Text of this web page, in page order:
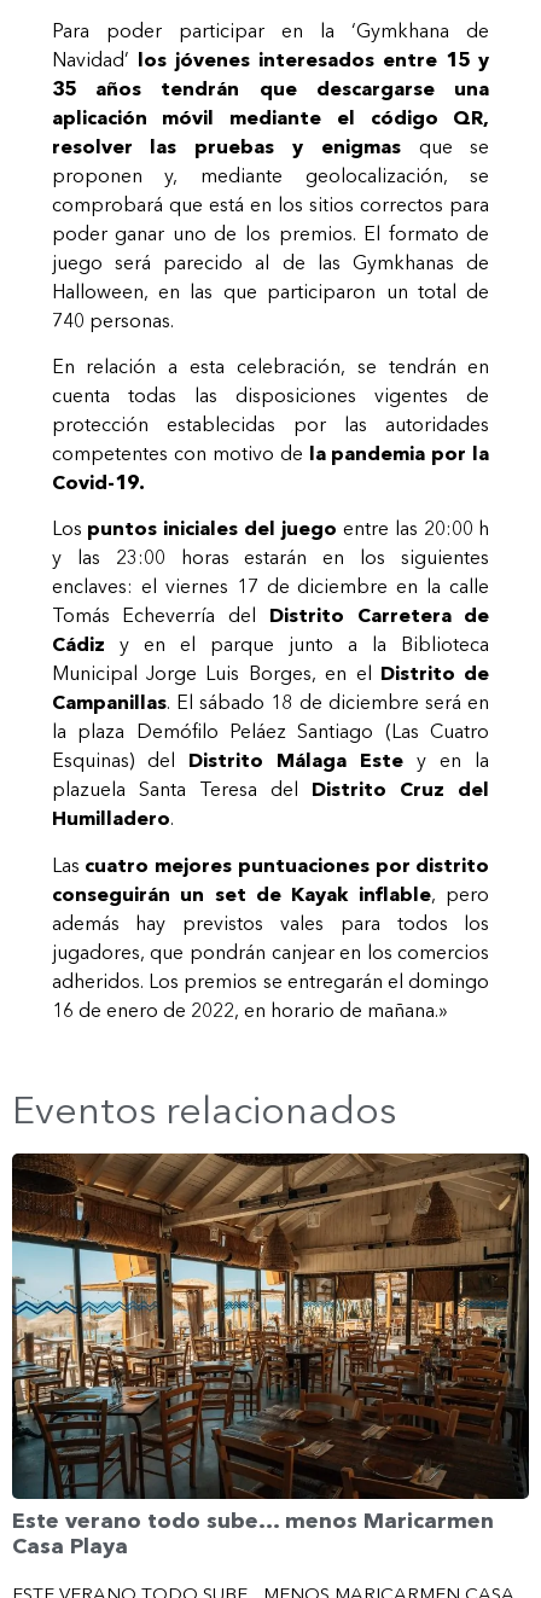
Para poder participar en la ‘Gymkhana de
Navidad’ los jóvenes interesados entre 15 y
35 años tendrán que descargarse una
aplicación móvil mediante el código QR,
resolver las pruebas y enigmasque se
proponen y, mediante geolocalización, se
comprobará que está en los sitios correctos para
poder ganar uno de los premios. El formato de
juego será parecido al de las Gymkhanas de
Halloween, en las que participaron un total de
740 personas.
En relación a esta celebración, se tendrán en
cuenta todas las disposiciones vigentes de
protección establecidas por las autoridades
competentes con motivo de la pandemia por la
Covid-19.
Los puntos iniciales del juego entre las 20:00 h
y las 23:00 horas estarán en los siguientes
enclaves: el viernes 17 de diciembre en la calle
Tomás Echeverría del Distrito Carretera de
Cádiz y en el parque junto a la Biblioteca
Municipal Jorge Luis Borges, en el Distrito de
Campanillas. El sábado 18 de diciembre será en
la plaza Demófilo Peláez Santiago (Las Cuatro
Esquinas) del Distrito Málaga Este y en la
plazuela Santa Teresa del Distrito Cruz del
Humilladero.
Las cuatro mejores puntuaciones por distrito
conseguirán un set de Kayak inflable, pero
además hay previstos vales para todos los
jugadores, que pondrán canjear en los comercios
adheridos. Los premios se entregarán el domingo
16 de enero de 2022, en horario de mañana.»
Eventos relacionados
Este verano todo sube… menos Maricarmen
Casa Playa